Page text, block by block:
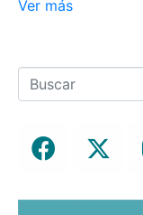
Ver más